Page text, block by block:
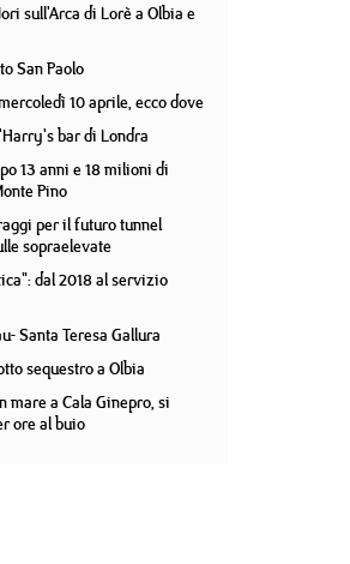
sull'Arca di Lorè a Olbia e
San Paolo
10 aprile, ecco dove
bar di Londra
13 anni e 18 milioni di
Pino
per il futuro tunnel
sopraelevate
dal 2018 al servizio
Santa Teresa Gallura
sequestro a Olbia
a Cala Ginepro, si
ore al buio